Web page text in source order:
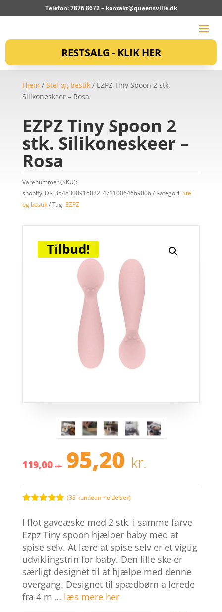
Telefon: 7876 8672 – kontakt@queensville.dk
RESTSALG - KLIK HER
Hjem / Stel og bestik/ EZPZ Tiny Spoon 2 stk.
Silikoneskeer – Rosa
EZPZ Tiny Spoon 2
stk. Silikoneskeer –
Rosa
Varenummer (SKU):
shopify_DK_8548300915022_47110064669006
Kategori:Stel
og bestik
Tag: EZPZ
Tilbud!
119,00kr. Den
oprindelige
pris
var:
119,00 kr..
95,20 kr.
pris
er:
ud af 5
baseret på
kundebedøm
melser
(38 kundeanmeldelser)
I flot gaveæske med 2 stk. i samme farve
Ezpz Tiny spoon hjælper baby med at
spise selv. At lære at spise selv er et vigtig
udviklingstrin for baby. Den lille ske er
særligt designet til at hjælpe med denne
overgang. Designet til spædbørn allerede
fra 4 m … læs mere her